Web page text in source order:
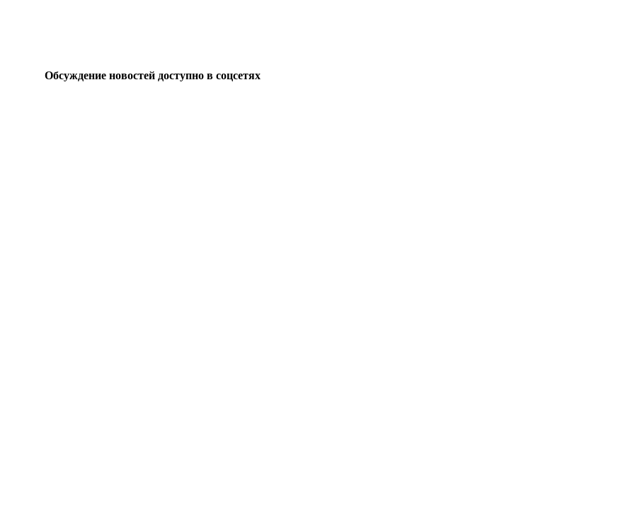
Обсуждение новостей доступно в соцсетях